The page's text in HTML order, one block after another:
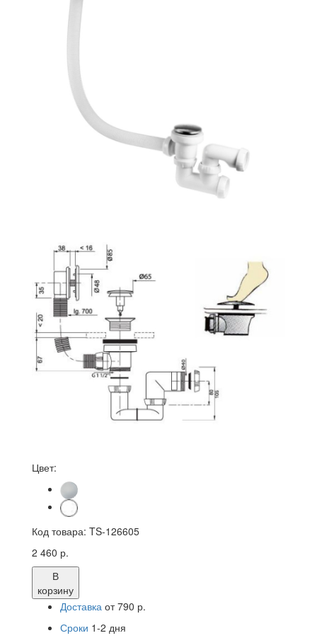
Цвет:
Код товара: TS-126605
2 460 р.
В
корзину
Доставка от 790 р.
Сроки 1-2 дня